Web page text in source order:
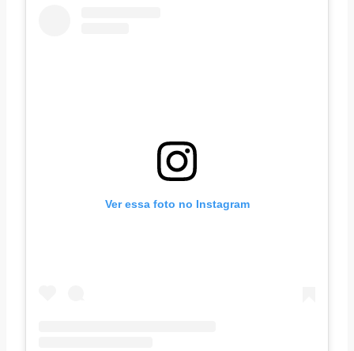
Ver essa foto no Instagram